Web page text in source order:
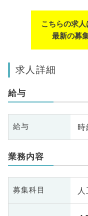
こちらの求人
最新の募
求人詳細
給与
給与
業務内容
募集科目